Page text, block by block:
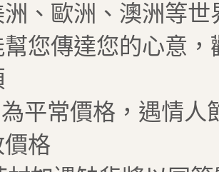
、歐洲、澳洲等
您傳達您的心意
平常價格，遇情
格